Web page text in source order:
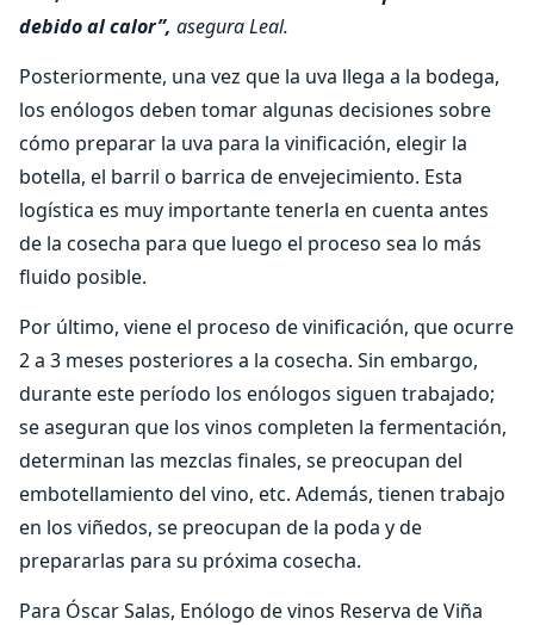
debido al calor”, asegura Leal.
Posteriormente, una vez que la uva llega a la bodega,
los enólogos deben tomar algunas decisiones sobre
cómo preparar la uva para la vinificación, elegir la
botella, el barril o barrica de envejecimiento. Esta
logística es muy importante tenerla en cuenta antes
de la cosecha para que luego el proceso sea lo más
fluido posible.
Por último, viene el proceso de vinificación, que ocurre
2 a 3 meses posteriores a la cosecha. Sin embargo,
durante este período los enólogos siguen trabajado;
se aseguran que los vinos completen la fermentación,
determinan las mezclas finales, se preocupan del
embotellamiento del vino, etc. Además, tienen trabajo
en los viñedos, se preocupan de la poda y de
prepararlas para su próxima cosecha.
Para Óscar Salas, Enólogo de vinos Reserva de Viña